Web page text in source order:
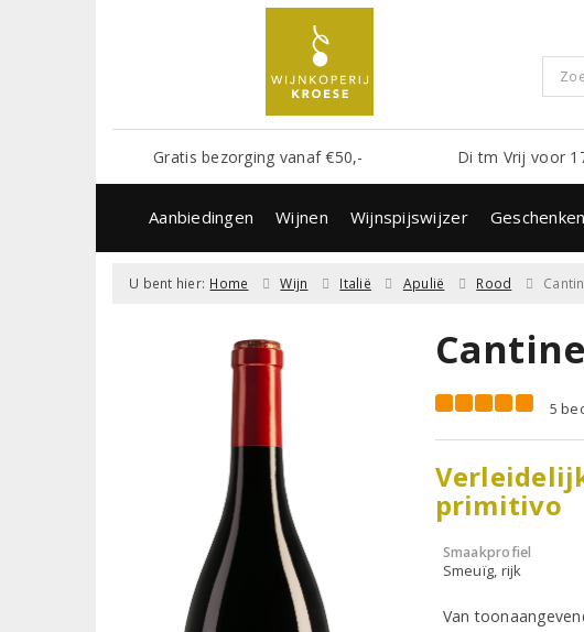
Gratis bezorging vanaf €50,- Di tm Vrij voor
Aanbiedingen Wijnen Wijnspijswijzer Geschenken
U bent hier: Home Wijn Italië Apulië Rood
5
primitivo
Smaakprofiel
Smeuïg, rijk
Van